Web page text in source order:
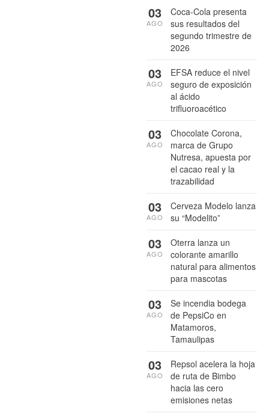
Coca-Cola presenta
sus resultados del
segundo trimestre de
2026
03
AGO
EFSA reduce el nivel
seguro de exposición
al ácido
trifluoroacético
03
AGO
Chocolate Corona,
marca de Grupo
Nutresa, apuesta por
el cacao real y la
trazabilidad
03
AGO
Cerveza Modelo lanza
su “Modelito”
03
AGO
Oterra lanza un
colorante amarillo
natural para alimentos
para mascotas
03
AGO
Se incendia bodega
de PepsiCo en
Matamoros,
Tamaulipas
03
AGO
Repsol acelera la hoja
de ruta de Bimbo
hacia las cero
emisiones netas
03
AGO